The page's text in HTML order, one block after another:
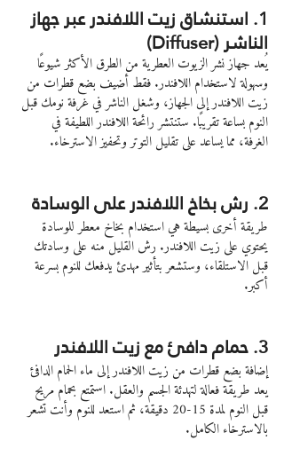
1. استنشاق زيت اللافندر عبر جهاز
الناشر (Diffuser)
يُعد جهاز نشر الزيوت العطرية من الطرق الأكثر شيوعًا
وسهولة لاستخدام اللافندر. فقط أضيف بضع قطرات من
زيت اللافندر إلى الجهاز، وشغل الناشر في غرفة نومك قبل
النوم بساعة تقريبًا. ستنتشر رائحة اللافندر اللطيفة في
الغرفة، مما يساعد على تقليل التوتر وتحفيز الاسترخاء.
2. رش بخاخ اللافندر على الوسادة
طريقة أخرى بسيطة هي استخدام بخاخ معطر للوسادة
يحتوي على زيت اللافندر. رش القليل منه على وسادتك
قبل الاستلقاء، وستشعر بتأثير مهدئ يدفعك للنوم بسرعة
أكبر.
3. حمام دافئ مع زيت اللافندر
إضافة بضع قطرات من زيت اللافندر إلى ماء الحمام الدافئ
يعد طريقة فعالة لتهدئة الجسم والعقل. استمتع بحمام مريح
قبل النوم لمدة 15-20 دقيقة، ثم استعد للنوم وأنت تشعر
بالاسترخاء الكامل.